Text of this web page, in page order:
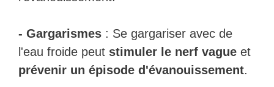
- Gargarismes : Se gargariser avec de
l'eau froide peut stimuler le nerf vague et
prévenir un épisode d'évanouissement.